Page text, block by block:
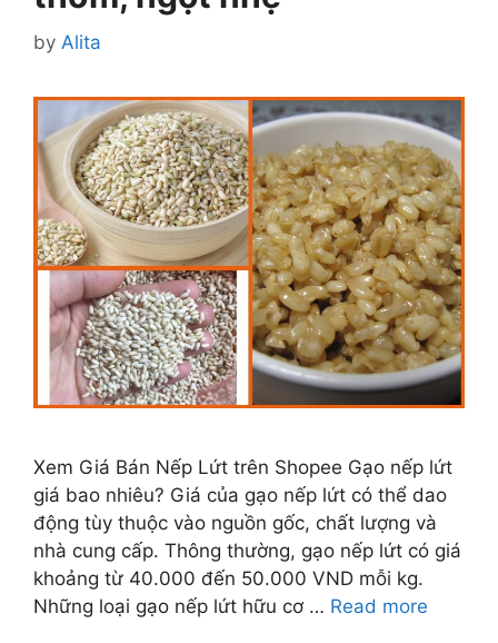
by Alita
Xem Giá Bán Nếp Lứt trên Shopee Gạo nếp lứt
giá bao nhiêu? Giá của gạo nếp lứt có thể dao
động tùy thuộc vào nguồn gốc, chất lượng và
nhà cung cấp. Thông thường, gạo nếp lứt có giá
khoảng từ 40.000 đến 50.000 VND mỗi kg.
Những loại gạo nếp lứt hữu cơ … Read more